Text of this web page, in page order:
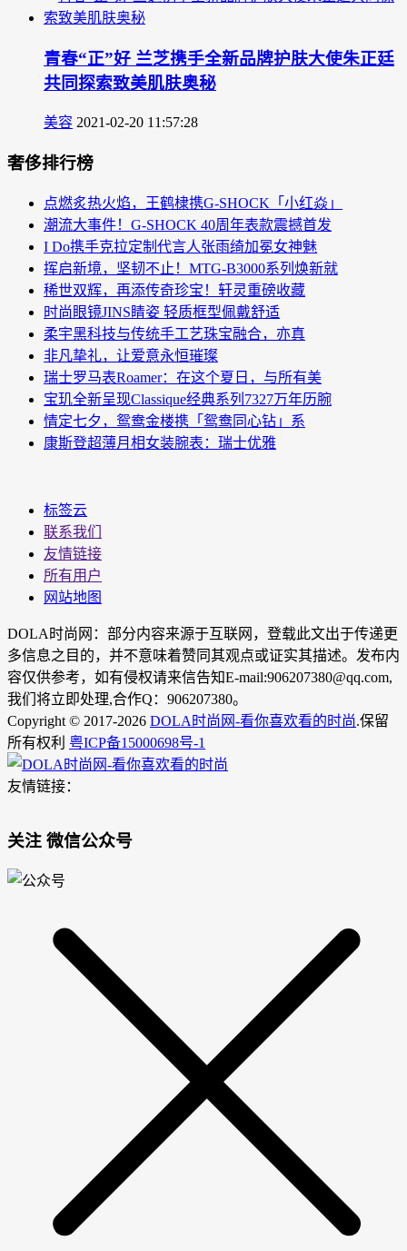
青春“正”好 兰芝携手全新品牌护肤大使朱正廷
共同探索致美肌肤奥秘
美容 2021-02-20 11:57:28
奢侈排行榜
点燃炙热火焰，王鹤棣携G-SHOCK「小红焱」
潮流大事件！G-SHOCK 40周年表款震撼首发
I Do携手克拉定制代言人张雨绮加冕女神魅
挥启新境，坚韧不止！MTG-B3000系列焕新就
稀世双辉，再添传奇珍宝！轩灵重磅收藏
时尚眼镜JINS睛姿 轻质框型佩戴舒适
柔宇黑科技与传统手工艺珠宝融合，亦真
非凡挚礼，让爱意永恒璀璨
瑞士罗马表Roamer：在这个夏日，与所有美
宝玑全新呈现Classique经典系列7327万年历腕
情定七夕，鸳鸯金楼携「鸳鸯同心钻」系
康斯登超薄月相女装腕表：瑞士优雅
标签云
联系我们
友情链接
所有用户
网站地图
DOLA时尚网：部分内容来源于互联网，登载此文出于传递更
多信息之目的，并不意味着赞同其观点或证实其描述。发布内
容仅供参考，如有侵权请来信告知E-mail:906207380@qq.com,
我们将立即处理,合作Q：906207380。
Copyright © 2017-2026 DOLA时尚网-看你喜欢看的时尚.保留
所有权利 粤ICP备15000698号-1
友情链接：
关注 微信公众号